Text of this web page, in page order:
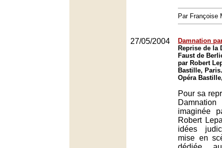
Par Françoise
27/05/2004
Damnation
Reprise de la
Faust de
par Robert
Bastille, Paris.
Opéra
Pour sa
imaginée
Robert
idées
mise en